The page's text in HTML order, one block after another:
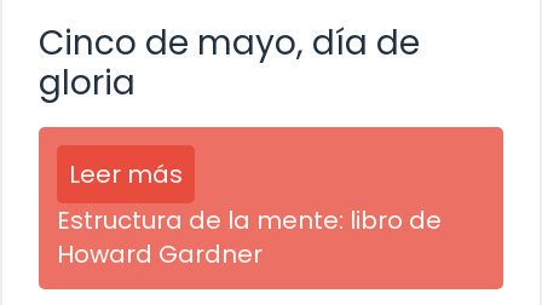
Cinco de mayo, día de
gloria
Leer más
Estructura de la mente: libro de
Howard Gardner